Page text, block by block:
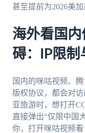
甚至提前为2026美
海外看国
碍：IP限制
国内的咪咕视频、
版权协议，都会对
亚旅游时，想打开
直接弹出“仅限中国
你，打开咪咕视频